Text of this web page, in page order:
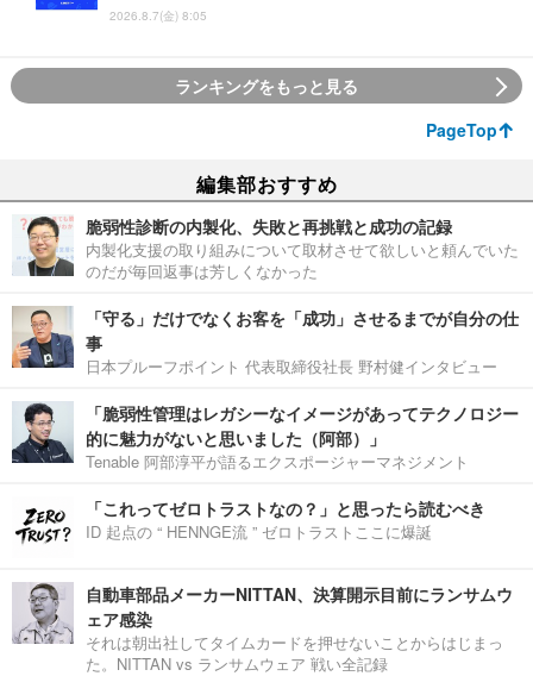
2026.8.7(金) 8:05
ランキングをもっと見る
PageTop
編集部おすすめ
脆弱性診断の内製化、失敗と再挑戦と成功の記録
内製化支援の取り組みについて取材させて欲しいと頼んでいた
のだが毎回返事は芳しくなかった
「守る」だけでなくお客を「成功」させるまでが自分の仕
事
日本プルーフポイント 代表取締役社長 野村健インタビュー
「脆弱性管理はレガシーなイメージがあってテクノロジー
的に魅力がないと思いました（阿部）」
Tenable 阿部淳平が語るエクスポージャーマネジメント
「これってゼロトラストなの？」と思ったら読むべき
ID 起点の “ HENNGE流 ” ゼロトラストここに爆誕
自動車部品メーカーNITTAN、決算開示目前にランサムウ
ェア感染
それは朝出社してタイムカードを押せないことからはじまっ
た。NITTAN vs ランサムウェア 戦い全記録